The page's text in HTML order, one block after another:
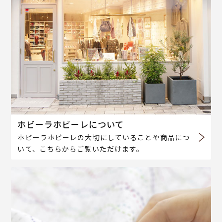
ホビーラホビーレについて
ホビーラホビーレの大切にしていることや商品につ
いて、こちらからご覧いただけます。